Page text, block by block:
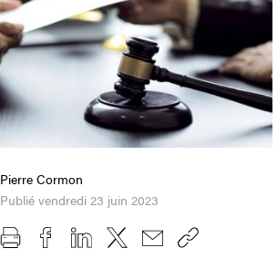
Pierre Cormon
Publié vendredi 23 juin 2023